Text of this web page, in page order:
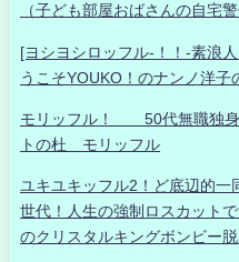
（子ども部屋おばさんの自宅
[ヨシヨシロッフル-！！-素浪
うこそYOUKO！のナンノ洋子
モリッフル！ 50代無職独身
トの杜 モリッフル
ユキユキッフル2！ど底辺的一
世代！人生の強制ロスカット
のクリスタルキングボンビー